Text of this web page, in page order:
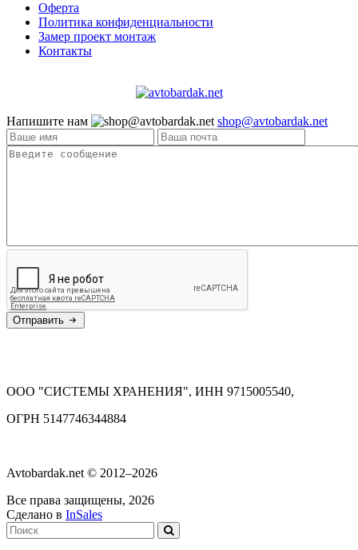
Оферта
Политика конфиденциальности
Замер проект монтаж
Контакты
Напишите нам shop@avtobardak.net
Отправить
ООО "СИСТЕМЫ ХРАНЕНИЯ", ИНН 9715005540,
ОГРН 5147746344884
Avtobardak.net © 2012–2026
Все права защищены, 2026
Сделано в InSales